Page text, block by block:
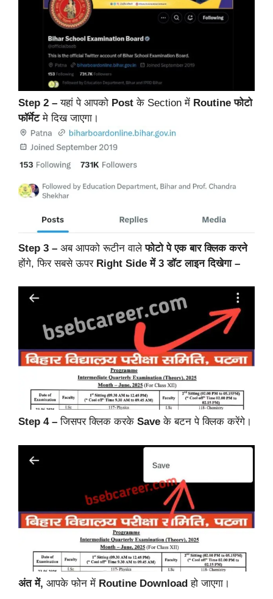
Step 2 – यहां पे आपको Post के Section में Routine फोटो
फॉर्मेटमे दिख जाएगा।
Step 3 – अब आपको रूटीन वालेफोटो पे एक बार क्लिक करने
होंगे,फिर सबसे ऊपर Right Side में 3 डॉट लाइन दिखेगा –
Step 4 – जिसपर क्लिक करके Save के बटन पे क्लिक करेंगे।
अंत में, आपके फोन में Routine Download हो जाएगा।